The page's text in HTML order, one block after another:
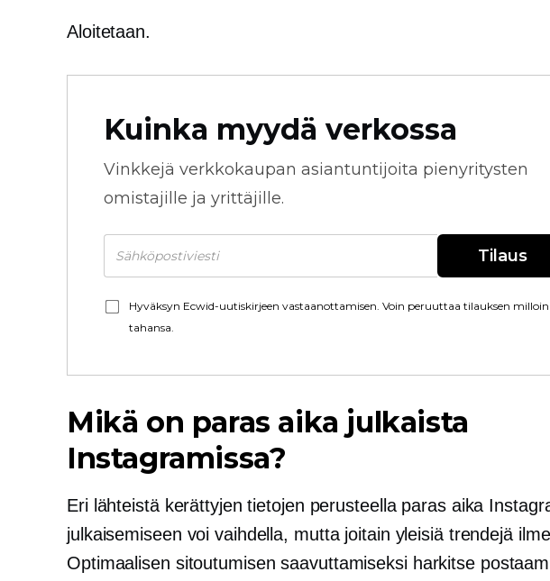
Aloitetaan.
Kuinka myydä verkossa
Vinkkejä verkkokaupan asiantuntijoita pienyritysten
omistajille ja yrittäjille.
Tilaus
Hyväksyn Ecwid-uutiskirjeen vastaanottamisen. Voin peruuttaa tilauksen milloin
tahansa.
Mikä on paras aika julkaista
Instagramissa?
Eri lähteistä kerättyjen tietojen perusteella paras aika
julkaisemiseen voi vaihdella, mutta joitain yleisiä trendejä
Optimaalisen sitoutumisen saavuttamiseksi harkitse